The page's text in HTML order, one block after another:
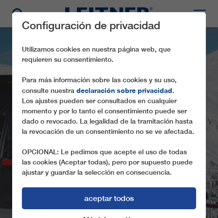
CD6 TRÅSTØLEN
Configuración de privacidad
Utilizamos cookies en nuestra página web, que
requieren su consentimiento.
Para más información sobre las cookies y su uso,
consulte nuestra declaración sobre privacidad.
Los ajustes pueden ser consultados en cualquier
momento y por lo tanto el consentimiento puede ser
dado o revocado. La legalidad de la tramitación hasta
la revocación de un consentimiento no se ve afectada.
OPCIONAL: Le pedimos que acepte el uso de todas
las cookies (Aceptar todas), pero por supuesto puede
ajustar y guardar la selección en consecuencia.
aceptar todos